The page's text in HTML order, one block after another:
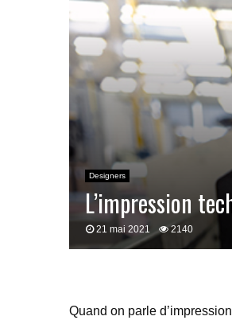
Designers
L’impression
21 mai 2021 2140
Quand on parle